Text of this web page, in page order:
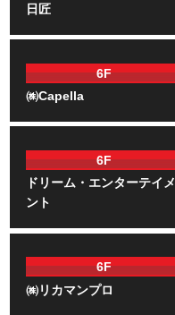
日匠
6F
㈱Capella
6F
ドリーム・エンターテイメ
ント
6F
㈱リカマンプロ